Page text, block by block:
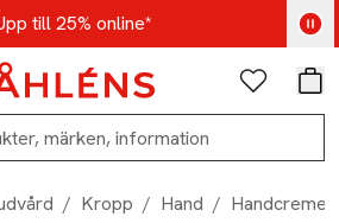
till 25% online*
AUG25 - Shoppa nu
Favoriter
/ Kropp / Hand / Handcreme